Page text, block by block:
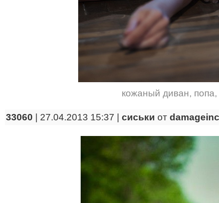
кожаный диван, попа,
33060 | 27.04.2013 15:37 | сиськи от damageinc